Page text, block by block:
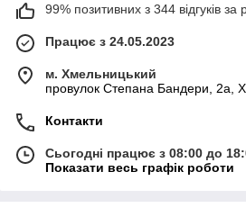
99% позитивних з 344 відгуків за
Працює з 24.05.2023
м. Хмельницький
провулок Степана Бандери, 2a,
Контакти
Сьогодні працює з 08:00 до
Показати весь графік роботи